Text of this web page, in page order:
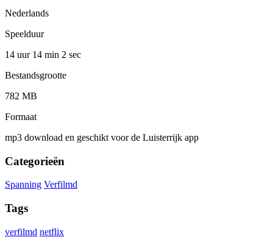
Nederlands
Speelduur
14 uur 14 min 2 sec
Bestandsgrootte
782 MB
Formaat
mp3 download en geschikt voor de Luisterrijk app
Categorieën
Spanning Verfilmd
Tags
verfilmd netflix